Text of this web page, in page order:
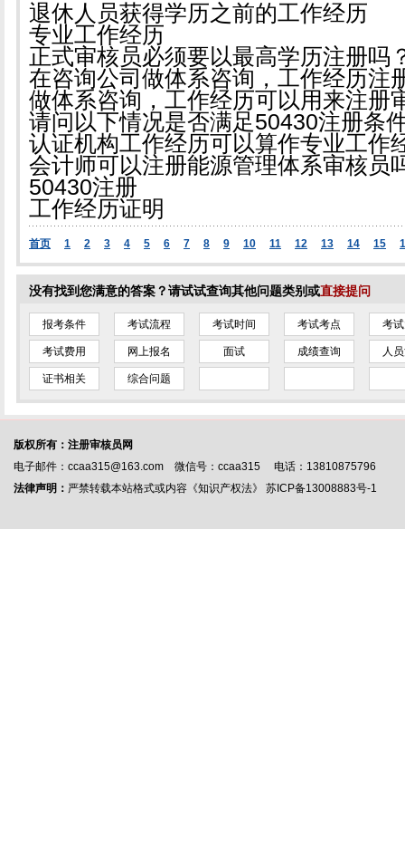
退休人员获得学历之前的工作经历
专业工作经历
正式审核员必须要以最高学历注册吗
在咨询公司做体系咨询，工作经历注
做体系咨询，工作经历可以用来注册
请问以下情况是否满足50430注册条
认证机构工作经历可以算作专业工作
会计师可以注册能源管理体系审核员
50430注册
工作经历证明
首页 1 2 3 4 5 6 7 8 9 10 11 12 13 14 15
没有找到您满意的答案？请试试查询其他问题类别或直接提问
报考条件 考试流程 考试时间 考试考点 考
考试费用 网上报名 面试 成绩查询 人
证书相关 综合问题
版权所有：注册审核员网
电子邮件：ccaa315@163.com 微信号：ccaa315 电话：13810875796
法律声明： 严禁转载本站格式或内容《知识产权法》 苏ICP备13008883号-1